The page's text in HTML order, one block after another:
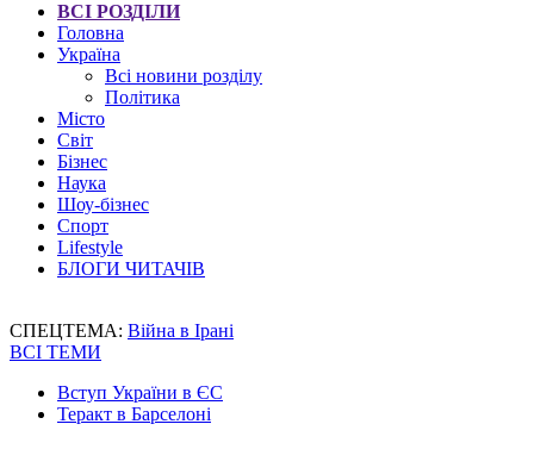
ВСІ РОЗДІЛИ
Головна
Україна
Всі новини розділу
Політика
Місто
Світ
Бізнес
Наука
Шоу-бізнес
Спорт
Lifestyle
БЛОГИ ЧИТАЧІВ
СПЕЦТЕМА: Війна в Ірані
ВСІ ТЕМИ
Вступ України в ЄС
Теракт в Барселоні